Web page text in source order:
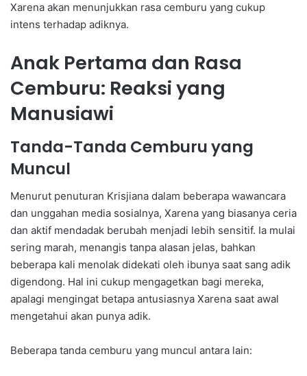
Xarena akan menunjukkan rasa cemburu yang cukup
intens terhadap adiknya.
Anak Pertama dan Rasa
Cemburu: Reaksi yang
Manusiawi
Tanda-Tanda Cemburu yang
Muncul
Menurut penuturan Krisjiana dalam beberapa wawancara
dan unggahan media sosialnya, Xarena yang biasanya ceria
dan aktif mendadak berubah menjadi lebih sensitif. Ia mulai
sering marah, menangis tanpa alasan jelas, bahkan
beberapa kali menolak didekati oleh ibunya saat sang adik
digendong. Hal ini cukup mengagetkan bagi mereka,
apalagi mengingat betapa antusiasnya Xarena saat awal
mengetahui akan punya adik.
Beberapa tanda cemburu yang muncul antara lain: